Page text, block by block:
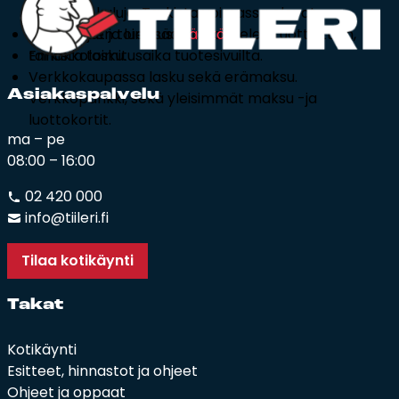
pidempi.
Kamiinoiden toimitusaika vaihtelee tuotteittain,
tarkista toimitusaika tuotesivuilta.
korkoa ja kuluja. Tarkista voimassa olevat
kampanjat ja lue lisää
täältä
Ennakkolasku.
Verkkokaupassa lasku sekä erämaksu.
Verkkopankki, sekä yleisimmät maksu -ja
luottokortit.
Asia­kas­pal­ve­lu
ma – pe
08:00 – 16:00
02 420 000
info@tiileri.fi
Tilaa kotikäynti
Ta­kat
Kotikäynti
Esitteet, hinnastot ja ohjeet
Ohjeet ja oppaat